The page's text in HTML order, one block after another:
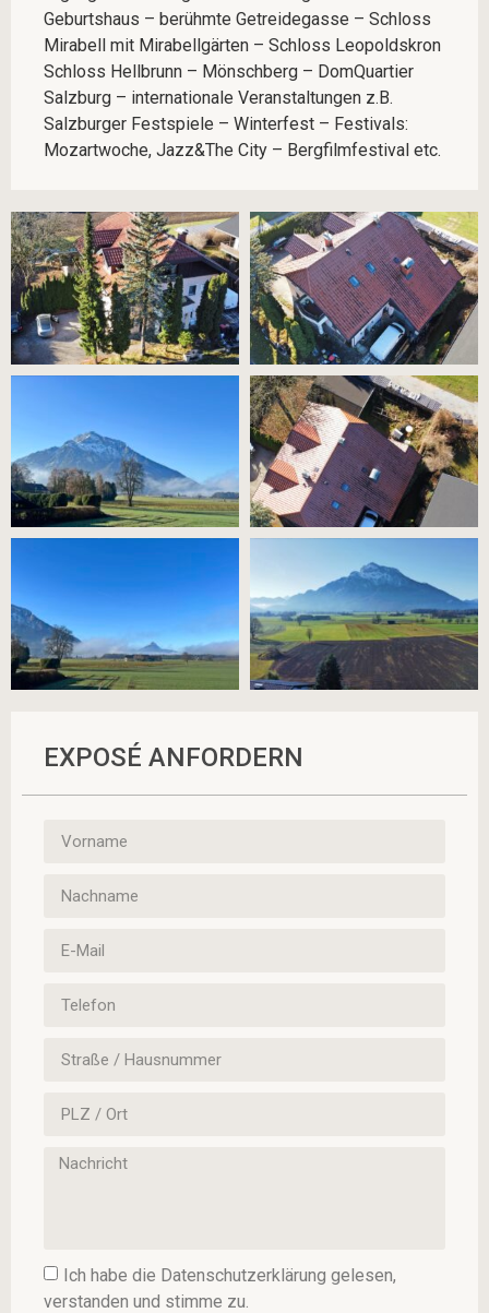
Geburtshaus – berühmte Getreidegasse – Schloss
Mirabell mit Mirabellgärten – Schloss Leopoldskron
Schloss Hellbrunn – Mönschberg – DomQuartier
Salzburg – internationale Veranstaltungen z.B.
Salzburger Festspiele – Winterfest – Festivals:
Mozartwoche, Jazz&The City – Bergfilmfestival etc.
EXPOSÉ ANFORDERN
Ich habe die Datenschutzerklärung gelesen,
verstanden und stimme zu.